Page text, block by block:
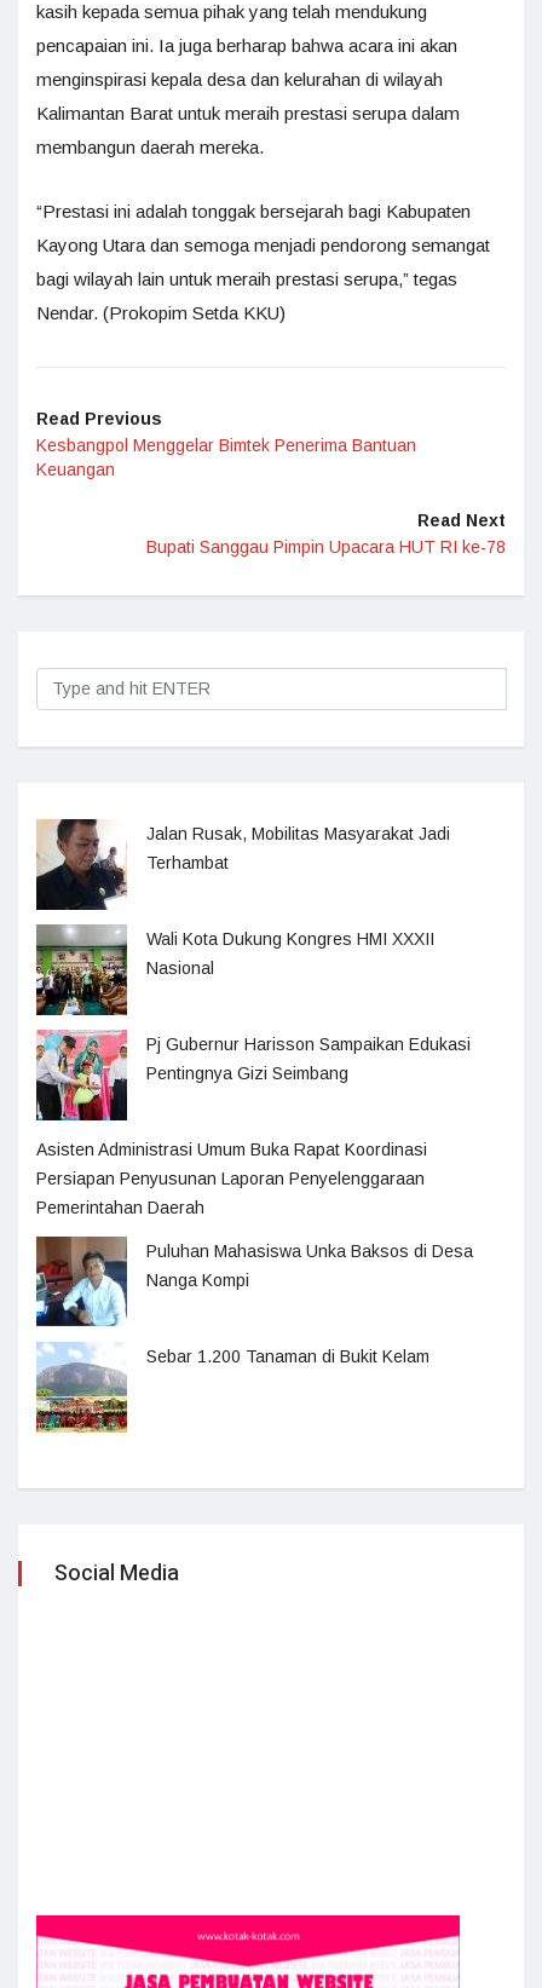
kasih kepada semua pihak yang telah mendukung
pencapaian ini. Ia juga berharap bahwa acara ini akan
menginspirasi kepala desa dan kelurahan di wilayah
Kalimantan Barat untuk meraih prestasi serupa dalam
membangun daerah mereka.
“Prestasi ini adalah tonggak bersejarah bagi Kabupaten
Kayong Utara dan semoga menjadi pendorong semangat
bagi wilayah lain untuk meraih prestasi serupa,” tegas
Nendar. (Prokopim Setda KKU)
Read Previous
Kesbangpol Menggelar Bimtek Penerima Bantuan
Keuangan
Read Next
Bupati Sanggau Pimpin Upacara HUT RI ke-78
Jalan Rusak, Mobilitas Masyarakat Jadi
Terhambat
Wali Kota Dukung Kongres HMI XXXII
Nasional
Pj Gubernur Harisson Sampaikan Edukasi
Pentingnya Gizi Seimbang
Asisten Administrasi Umum Buka Rapat Koordinasi
Persiapan Penyusunan Laporan Penyelenggaraan
Pemerintahan Daerah
Puluhan Mahasiswa Unka Baksos di Desa
Nanga Kompi
Sebar 1.200 Tanaman di Bukit Kelam
Social Media